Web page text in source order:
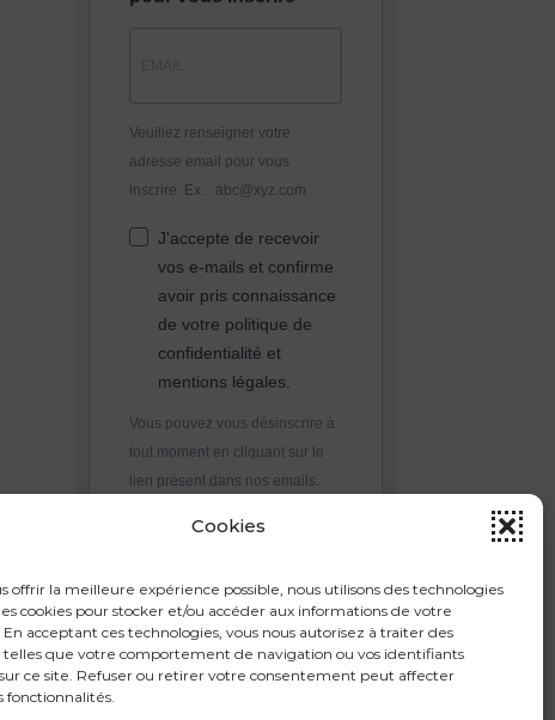
Cookies
offrir la meilleure expérience possible, nous utilisons des technologies
cookies pour stocker et/ou accéder aux informations de votre
acceptant ces technologies, vous nous autorisez à traiter des
telles que votre comportement de navigation ou vos identifiants
ce site. Refuser ou retirer votre consentement peut affecter
fonctionnalités.
Veuillez renseigner votre
adresse email pour vous
inscrire. Ex. : abc@xyz.com
J'accepte de recevoir
vos e-mails et confirme
avoir pris connaissance
de votre politique de
confidentialité et
mentions légales.
Vous pouvez vous désinscrire à
tout moment en cliquant sur le
lien présent dans nos emails.
S'INSCRIRE